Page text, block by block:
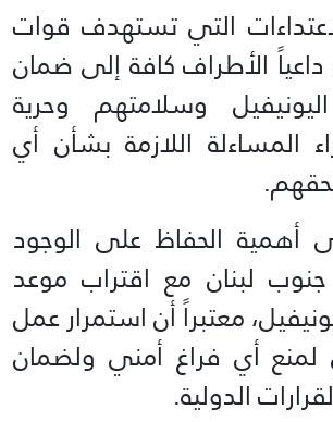
التي تستهدف قوات
الأطراف كافة إلى ضمان
وسلامتهم وحرية
المساءلة اللازمة بشأن أي
الحفاظ على الوجود
لبنان مع اقتراب موعد
معتبراً أن استمرار عمل
لمنع أي فراغ أمني ولضمان
الدولية.